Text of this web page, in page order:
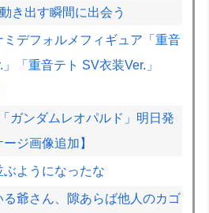
き出す瞬間に出会う
ミデフォルメフィギュア「重音
「重音テト SV衣装Ver.」
ガンダムレオパルド」明日発
ジ画像追加】
ようになったな
爺さん、隙あらば他人のカゴ